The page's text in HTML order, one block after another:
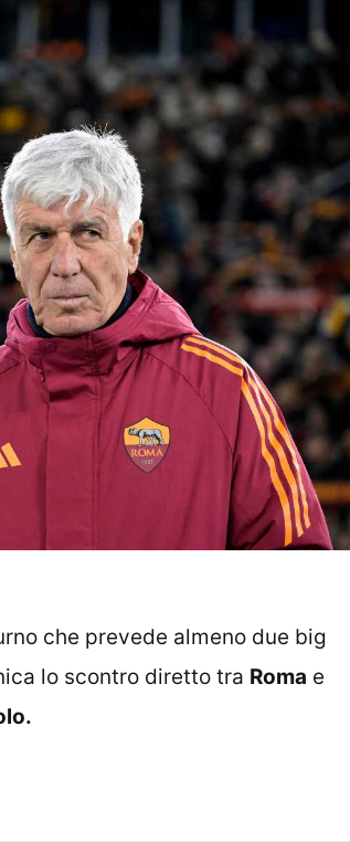
che prevede almeno due big
lo scontro diretto tra Roma e